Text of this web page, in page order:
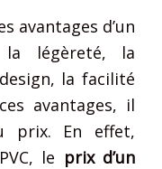
avantages d’un
légèreté, la
la facilité
avantages, il
prix. En effet,
le prix d’un